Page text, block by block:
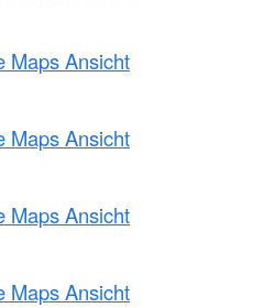
Maps Ansicht
Maps Ansicht
Maps Ansicht
Maps Ansicht